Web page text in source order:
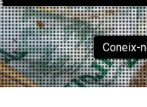
Coneix-